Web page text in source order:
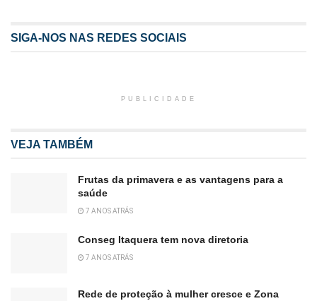
SIGA-NOS NAS REDES SOCIAIS
PUBLICIDADE
VEJA TAMBÉM
Frutas da primavera e as vantagens para a
saúde
7 ANOS ATRÁS
Conseg Itaquera tem nova diretoria
7 ANOS ATRÁS
Rede de proteção à mulher cresce e Zona